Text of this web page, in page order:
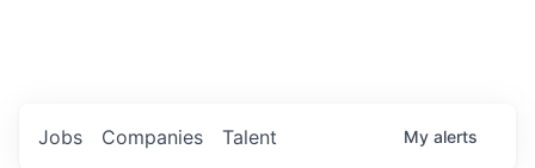
Jobs Companies Talent My alerts